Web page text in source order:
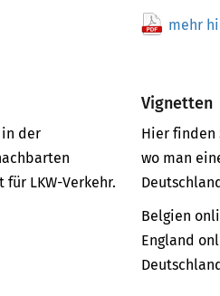
mehr
in der
LKW-Verkehr.
Vignetten
Hier finden
wo man
Belgien
England